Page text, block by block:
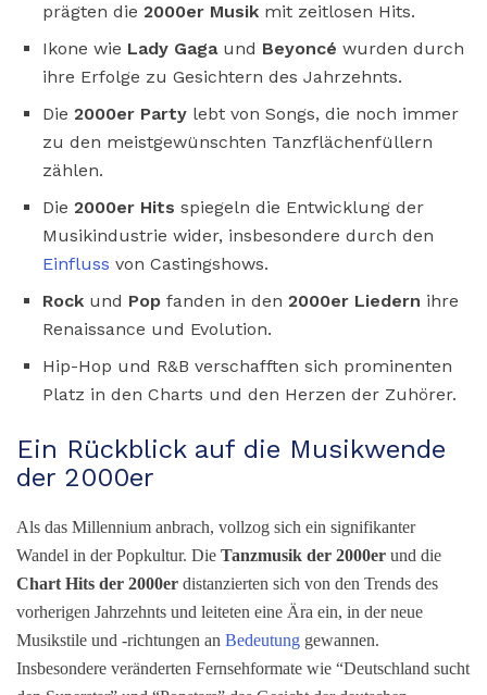
prägten die 2000er Musik mit zeitlosen Hits.
Ikone wie Lady Gagaund Beyoncé wurden durch
ihre Erfolge zu Gesichtern des Jahrzehnts.
Die 2000er Party lebt von Songs, die noch immer
zu den meistgewünschten Tanzflächenfüllern
zählen.
Die 2000er Hits spiegeln die Entwicklung der
Musikindustrie wider, insbesondere durch den
Einfluss von Castingshows.
Rock und Pop fanden in den 2000er Liedern ihre
Renaissance und Evolution.
Hip-Hop und R&B verschafften sich prominenten
Platz in den Charts und den Herzen der Zuhörer.
Ein Rückblick auf die Musikwende
der 2000er
Als das Millennium anbrach, vollzog sich ein signifikanter
Wandel in der Popkultur. Die Tanzmusik der 2000er und die
Chart Hits der 2000er distanzierten sich von den Trends des
vorherigen Jahrzehnts und leiteten eine Ära ein, in der neue
Musikstile und -richtungen an Bedeutung gewannen.
Insbesondere veränderten Fernsehformate wie “Deutschland sucht